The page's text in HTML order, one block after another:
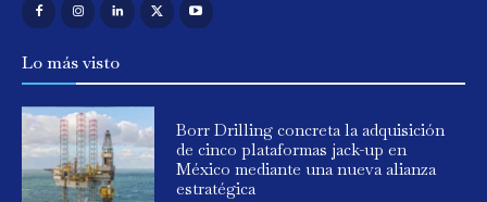
Lo más visto
Borr Drilling concreta la adquisición
de cinco plataformas jack-up en
México mediante una nueva alianza
estratégica